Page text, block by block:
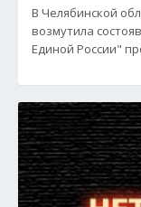
В Челябинской
возмутила
Единой России"